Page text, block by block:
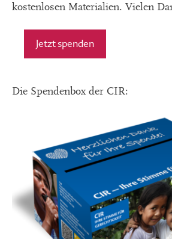
kostenlosen Materialien. Vielen
Jetzt spenden
Die Spendenbox der CIR: